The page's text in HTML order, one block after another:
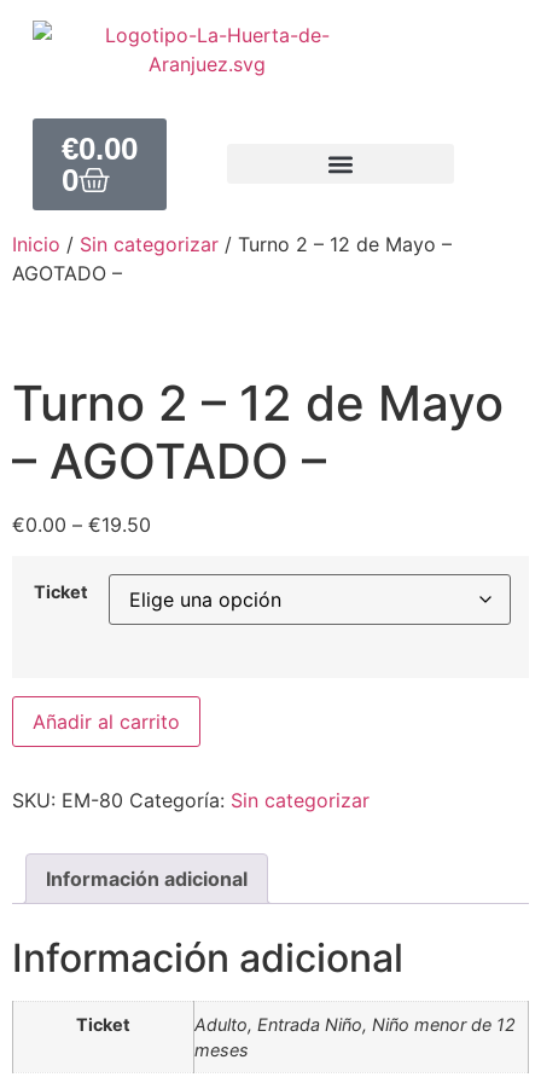
€0.00
0
Inicio / Sin categorizar / Turno 2 – 12 de Mayo –
AGOTADO –
Turno 2 – 12 de Mayo
– AGOTADO –
€0.00 – €19.50
Ticket
Añadir al carrito
SKU: EM-80 Categoría: Sin categorizar
Información adicional
Información adicional
Ticket
Adulto, Entrada Niño, Niño menor de 12
meses